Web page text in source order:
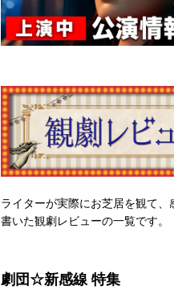
ライターが実際にお芝居を観て、
書いた観劇レビューの一覧です。
劇団☆新感線 特集